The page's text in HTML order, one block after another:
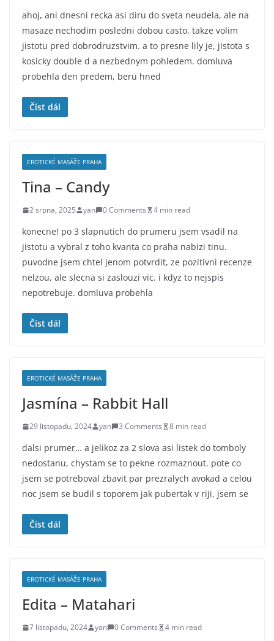
ahoj, ani dnesni recka asi diru do sveta neudela, ale na
masaze nechodim posledni dobou casto, takze volim
jistotu pred dobrodruzstvim. a to presne lily je, jistota s
kosicky double d a nezbednym pohledem. domluva
probehla den predem, beru hned
Číst dál
EROTICKÉ MASÁŽE PRAHA
Tina – Candy
2 srpna, 2025 yan 0 Comments 4 min read
konecne! po 3 slapnutich do prumeru jsem vsadil na
jistotu a vybral z toho kvanta co praha nabizi tinu.
puvodne jsem chtel jenom potvrdit, ze pozitivni recenze
nelzou, ale slecna si zaslouzi vic. i kdyz to nejspis
nepotrebuje. domluva probehla
Číst dál
EROTICKÉ MASÁŽE PRAHA
Jasmína – Rabbit Hall
29 listopadu, 2024 yan 3 Comments 8 min read
dalsi prumer… a jelikoz za 2 slova asi listek do tomboly
nedostanu, chystam se to pekne rozmaznout. pote co
jsem se potreboval zbavit par prezralych avokad a celou
noc jsem se budil s toporem jak pubertak v riji, jsem se
Číst dál
EROTICKÉ MASÁŽE PRAHA
Edita – Matahari
7 listopadu, 2024 yan 0 Comments 4 min read